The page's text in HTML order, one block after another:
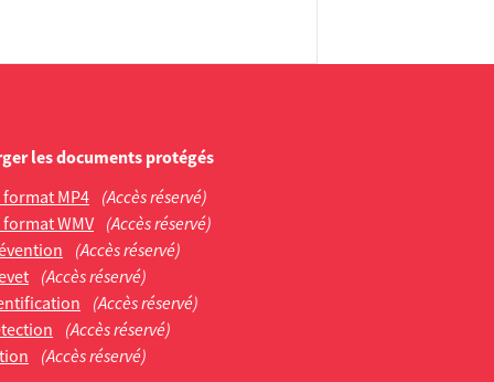
les documents protégés
MP4 (Accès réservé)
WMV
(Accès réservé)
(Accès réservé)
(Accès réservé)
(Accès réservé)
(Accès réservé)
(Accès réservé)